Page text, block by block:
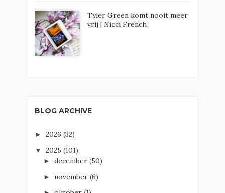
Tyler Green komt nooit meer
vrij | Nicci French
BLOG ARCHIVE
► 2026 (32)
▼ 2025 (101)
► december (50)
► november (6)